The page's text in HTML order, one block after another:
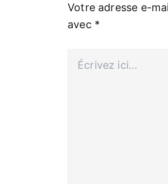
Votre adresse e-
avec *
ici…